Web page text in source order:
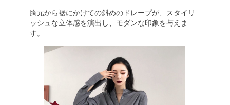
胸元から裾にかけての斜めのドレープが、スタイリ
ッシュな立体感を演出し、モダンな印象を与えま
す。